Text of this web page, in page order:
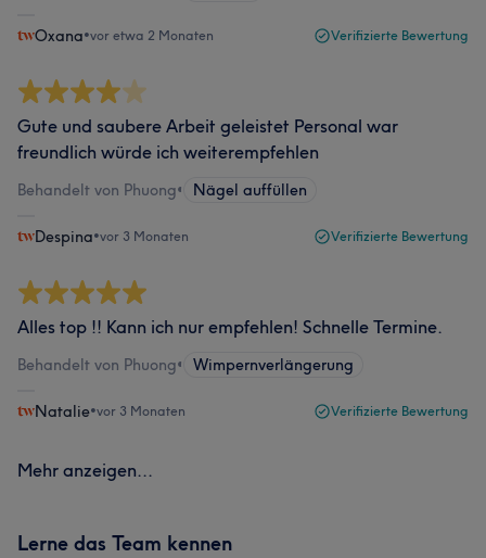
Oxana•vor etwa 2 Monaten Verifizierte Bewertung
Gute und saubere Arbeit geleistet Personal war
freundlich würde ich weiterempfehlen
Behandelt von Phuong• Nägel auffüllen
Despina•vor 3 Monaten Verifizierte Bewertung
Alles top !! Kann ich nur empfehlen! Schnelle Termine.
Behandelt von Phuong• Wimpernverlängerung
Natalie•vor 3 Monaten Verifizierte Bewertung
Mehr anzeigen...
Lerne das Team kennen